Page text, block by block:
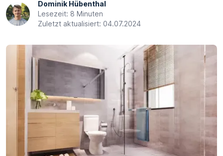
Dominik Hübenthal
Lesezeit: 8 Minuten
Zuletzt aktualisiert: 04.07.2024